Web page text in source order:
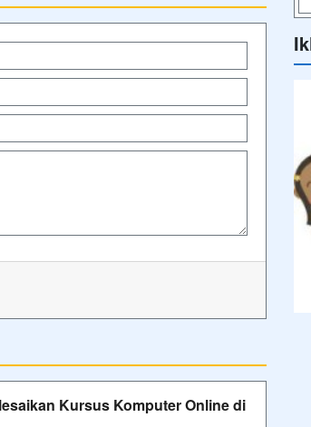
Kursus Komputer Online di